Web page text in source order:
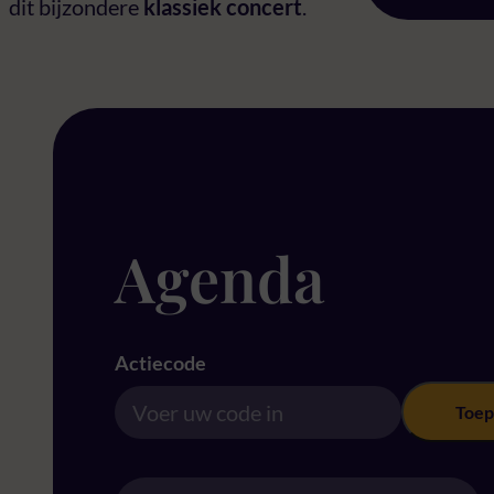
dit bijzondere klassiek concert.
Agenda
Actiecode